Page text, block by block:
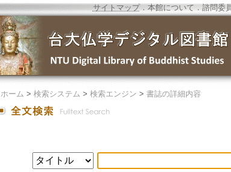
サイトマップ．本館について ． 諮問委
ホーム > 検索システム > 検索エンジン > 書誌の詳細内容